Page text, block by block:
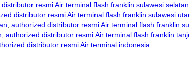
resmi Air terminal flash franklin sulawesi selatan
distributor resmi Air terminal flash franklin sulawesi
, authorized distributor resmi Air terminal flash franklin
, authorized distributor resmi Air terminal flash franklin
distributor resmi Air terminal indonesia